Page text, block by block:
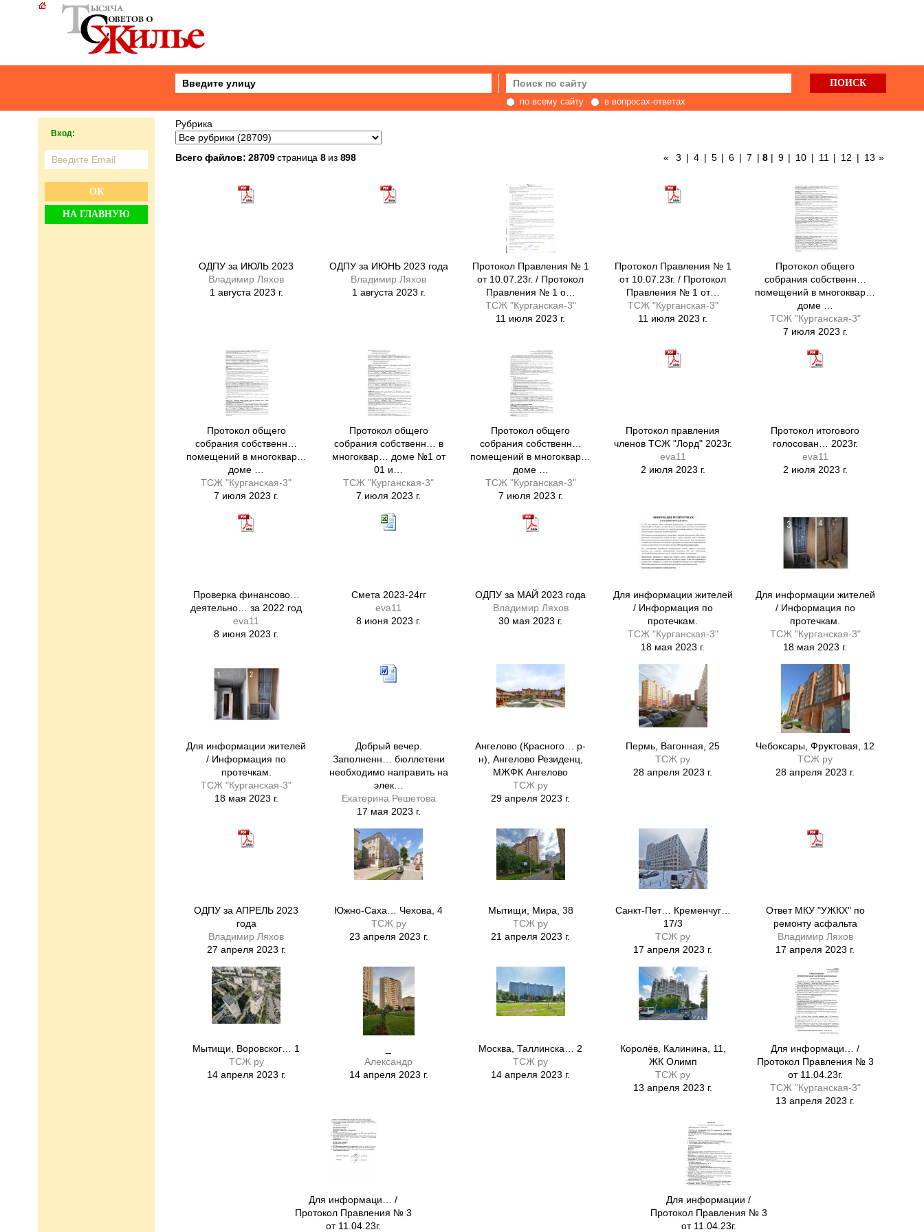
по всему сайту в вопросах-ответах
Вход:
ОК
НА ГЛАВНУЮ
Рубрика
Всего файлов: 28709страница 8 из898 « 3 | 4 | 5 | 6 | 7 | 8| 9 | 10 | 11 | 12 | 13 »
ОДПУ за ИЮЛЬ 2023
Владимир Ляхов
1 августа 2023 г.
ОДПУ за ИЮНЬ 2023 года
Владимир Ляхов
1 августа 2023 г.
Протокол Правления № 1
от 10.07.23г. / Протокол
Правления № 1 о…
ТСЖ "Курганская-3"
11 июля 2023 г.
Протокол Правления № 1
от 10.07.23г. / Протокол
Правления № 1 от…
ТСЖ "Курганская-3"
11 июля 2023 г.
Протокол общего
собрания собственн…
помещений в многоквар…
доме …
ТСЖ "Курганская-3"
7 июля 2023 г.
Протокол общего
собрания собственн…
помещений в многоквар…
доме …
ТСЖ "Курганская-3"
7 июля 2023 г.
Протокол общего
собрания собственн… в
многоквар… доме №1 от
01 и…
ТСЖ "Курганская-3"
7 июля 2023 г.
Протокол общего
собрания собственн…
помещений в многоквар…
доме …
ТСЖ "Курганская-3"
7 июля 2023 г.
Протокол правления
членов ТСЖ "Лорд" 2023г.
eva11
2 июля 2023 г.
Протокол итогового
голосован… 2023г.
eva11
2 июля 2023 г.
Проверка финансово…
деятельно… за 2022 год
eva11
8 июня 2023 г.
Смета 2023-24гг
eva11
8 июня 2023 г.
ОДПУ за МАЙ 2023 года
Владимир Ляхов
30 мая 2023 г.
Для информации жителей
/ Информация по
протечкам.
ТСЖ "Курганская-3"
18 мая 2023 г.
Для информации жителей
/ Информация по
протечкам.
ТСЖ "Курганская-3"
18 мая 2023 г.
Для информации жителей
/ Информация по
протечкам.
ТСЖ "Курганская-3"
18 мая 2023 г.
Добрый вечер.
Заполненн… бюллетени
необходимо направить на
элек…
Екатерина Решетова
17 мая 2023 г.
Ангелово (Красного… р-
н), Ангелово Резиденц,
МЖФК Ангелово
ТСЖ ру
29 апреля 2023 г.
Пермь, Вагонная, 25
ТСЖ ру
28 апреля 2023 г.
Чебоксары, Фруктовая, 12
ТСЖ ру
28 апреля 2023 г.
ОДПУ за АПРЕЛЬ 2023
года
Владимир Ляхов
27 апреля 2023 г.
Южно-Саха… Чехова, 4
ТСЖ ру
23 апреля 2023 г.
Мытищи, Мира, 38
ТСЖ ру
21 апреля 2023 г.
Санкт-Пет… Кременчуг…
17/3
ТСЖ ру
17 апреля 2023 г.
Ответ МКУ "УЖКХ" по
ремонту асфальта
Владимир Ляхов
17 апреля 2023 г.
Мытищи, Воровског… 1
ТСЖ ру
14 апреля 2023 г.
Александр
14 апреля 2023 г.
Москва, Таллинска… 2
ТСЖ ру
14 апреля 2023 г.
Королёв, Калинина, 11,
ЖК Олимп
ТСЖ ру
13 апреля 2023 г.
Для информаци… /
Протокол Правления № 3
от 11.04.23г.
ТСЖ "Курганская-3"
13 апреля 2023 г.
Для информаци… /
Протокол Правления № 3
от 11.04.23г.
Для информации /
Протокол Правления № 3
от 11.04.23г.